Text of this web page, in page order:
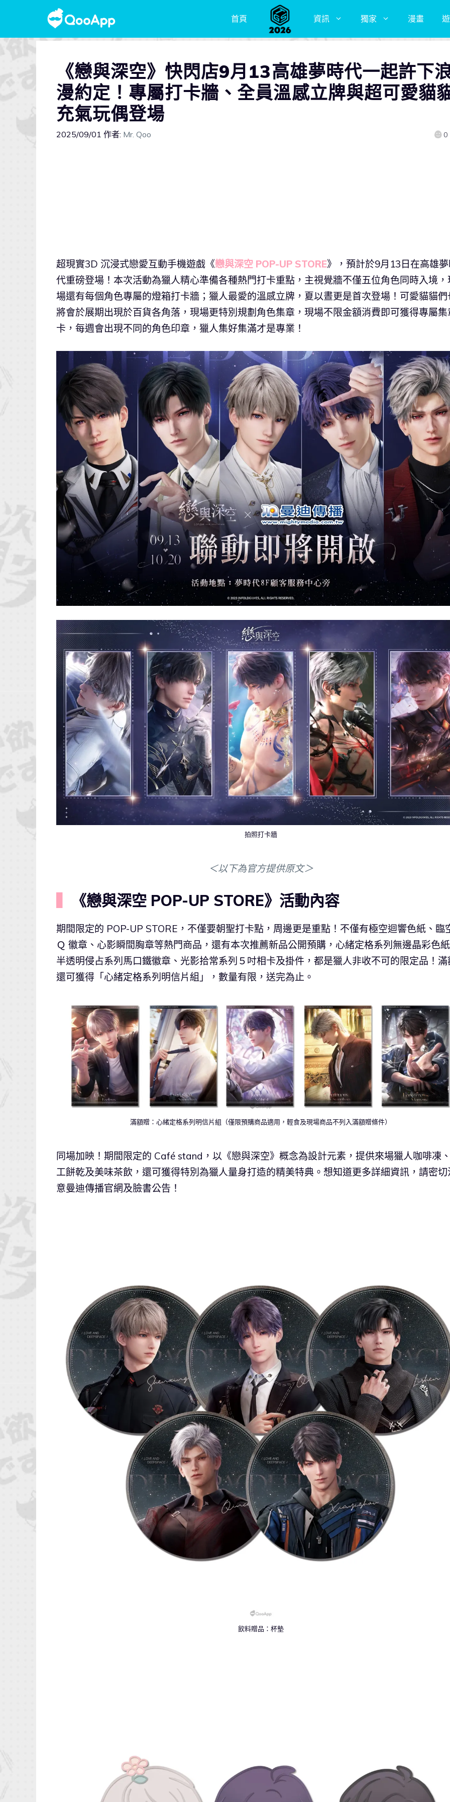
首頁 資訊 獨家 漫畫
《戀與深空》快閃店9月13高雄夢時代一起許下
漫約定！專屬打卡牆、全員溫感立牌與超可愛貓
充氣玩偶登場
2025/09/01 作者: Mr. Qoo 0
超現實3D 沉浸式戀愛互動手機遊戲《戀與深空 POP-UP STORE》，預計於9月13日在高雄
代重磅登場！本次活動為獵人精心準備各種熱門打卡重點，主視覺牆不僅五位角色同時入境，
場還有每個角色專屬的燈箱打卡牆；獵人最愛的溫感立牌，夏以晝更是首次登場！可愛貓貓們
將會於展期出現於百貨各角落，現場更特別規劃角色集章，現場不限金額消費即可獲得專屬集
卡，每週會出現不同的角色印章，獵人集好集滿才是專業！
拍照打卡牆
＜以下為官方提供原文＞
《戀與深空 POP-UP STORE》活動內容
期間限定的 POP-UP STORE，不僅要朝聖打卡點，周邊更是重點！不僅有極空迴響色紙、臨
Ｑ 徽章、心影瞬間胸章等熱門商品，還有本次推薦新品公開預購，心緒定格系列無邊晶彩色
半透明侵占系列馬口鐵徽章、光影拾常系列５吋相卡及掛件，都是獵人非收不可的限定品！滿
還可獲得「心緒定格系列明信片組」，數量有限，送完為止。
滿額贈：心緒定格系列明信片組（僅限預購商品適用，輕食及現場商品不列入滿額贈條件）
同場加映！期間限定的 Café stand，以《戀與深空》概念為設計元素，提供來場獵人咖啡凍
工餅乾及美味茶飲，還可獲得特別為獵人量身打造的精美特典。想知道更多詳細資訊，請密切
意曼迪傳播官網及臉書公告！
飲料贈品：杯墊